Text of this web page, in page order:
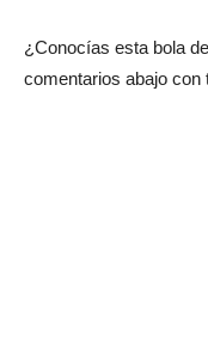
¿Conocías esta bola
comentarios abajo con